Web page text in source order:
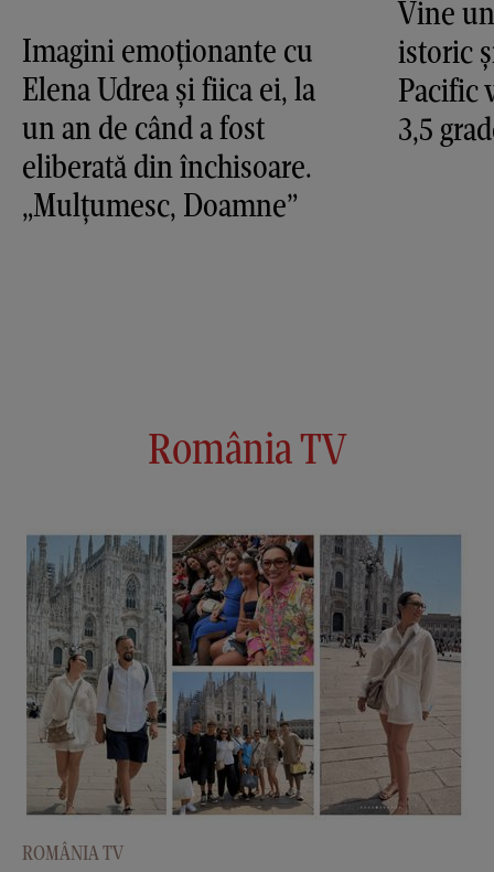
Imagini emoționante cu
Elena Udrea și fiica ei, la
un an de când a fost
eliberată din închisoare.
„Mulțumesc, Doamne”
Vine
istoric
Pacific
3,5
România TV
ROMÂNIA TV